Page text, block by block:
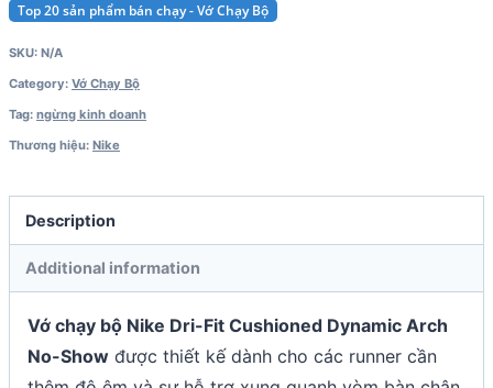
Top 20 sản phẩm bán chạy - Vớ Chạy Bộ
SKU: N/A
Category: Vớ Chạy Bộ
Tag: ngừng kinh doanh
Thương hiệu: Nike
Description
Additional information
Vớ chạy bộ Nike Dri-Fit Cushioned Dynamic Arch
No-Show được thiết kế dành cho các runner cần